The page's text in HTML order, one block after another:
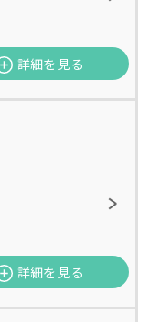
詳細を見る
詳細を見る